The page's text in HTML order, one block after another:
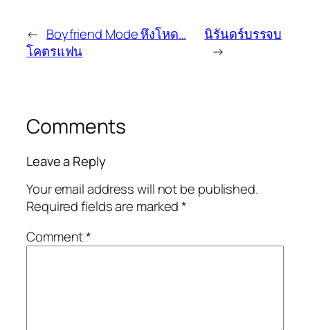
← Boyfriend Mode หึงโหด…
โคตรแฟน
นิรันดร์บรรจบ
→
Comments
Leave a Reply
Your email address will not be published.
Required fields are marked*
Comment*